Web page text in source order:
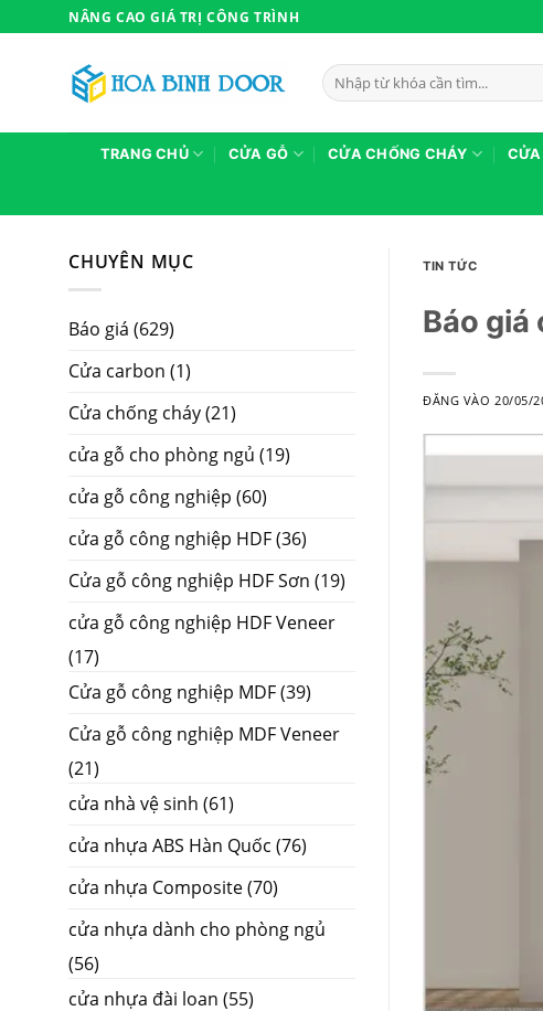
qua
NÂNG CAO GIÁ TRỊ CÔNG TRÌNH
Tìm
kiếm:
TRANG CHỦ CỬA GỖ CỬA CHỐNG CHÁY CỬA
CHUYÊN MỤC
Báo giá (629)
Cửa carbon (1)
Cửa chống cháy(21)
cửa gỗ cho phòng ngủ (19)
cửa gỗ công nghiệp (60)
cửa gỗ công nghiệp HDF(36)
Cửa gỗ công nghiệp HDF Sơn (19)
cửa gỗ công nghiệp HDF Veneer
(17)
Cửa gỗ công nghiệp MDF(39)
Cửa gỗ công nghiệp MDF Veneer
(21)
cửa nhà vệ sinh (61)
cửa nhựa ABS Hàn Quốc (76)
cửa nhựa Composite(70)
cửa nhựa dành cho phòng ngủ
(56)
cửa nhựa đài loan (55)
TIN TỨC
Báo giá
ĐĂNG VÀO 20/05/